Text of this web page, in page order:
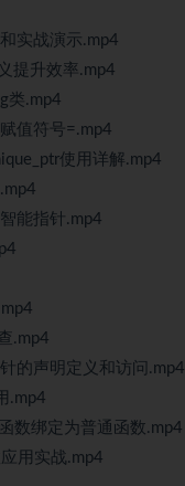
实战演示.mp4
提升效率.mp4
类.mp4
值符号=.mp4
使用详解.mp4
能指针.mp4
.mp4
的声明定义和访问.mp4
.mp4
数绑定为普通函数.mp4
用实战.mp4